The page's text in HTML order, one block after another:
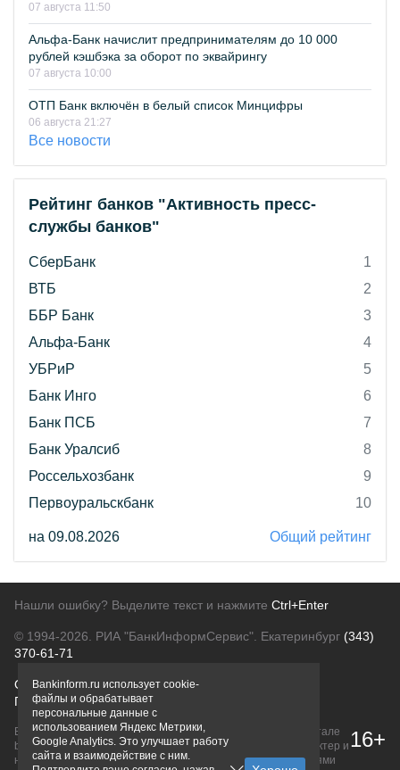
07 августа 11:50
Альфа-Банк начислит предпринимателям до 10 000
рублей кэшбэка за оборот по эквайрингу
07 августа 10:00
ОТП Банк включён в белый список Минцифры
06 августа 21:27
Все новости
Рейтинг банков "Активность пресс-
службы банков"
СберБанк
1
ВТБ
2
ББР Банк
3
Альфа-Банк
4
УБРиР
5
Банк Инго
6
Банк ПСБ
7
Банк Уралсиб
8
Россельхозбанк
9
Первоуральскбанк
10
на 09.08.2026 Общий рейтинг
Нашли ошибку? Выделите текст и нажмите Ctrl+Enter
© 1994-2026. РИА "БанкИнформСервис". Екатеринбург (343)
370-61-71
О проектеПолитика конфиденциальности
Правовая информацияДля рекламодателей
Вся информация о продуктах банков, размещенная на портале
bankinform.ru, носит исключительно ознакомительный характер и
не является публичной офертой, определяемой положениями
16+
Bankinform.ru использует cookie-
файлы и обрабатывает
персональные данные с
использованием Яндекс Метрики,
Google Analytics. Это улучшает работу
сайта и взаимодействие с ним.